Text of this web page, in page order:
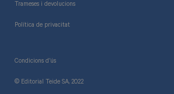
Trameses i devolucions
Política de privacitat
Condicions d’ús
© Editorial Teide SA, 2022